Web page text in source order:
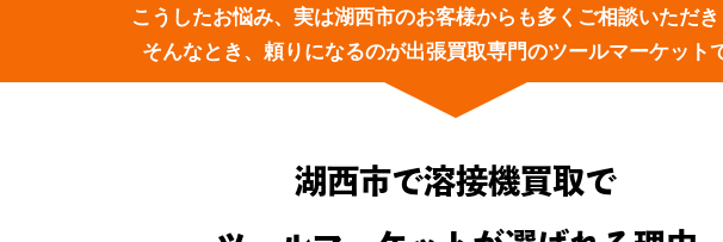
こうしたお悩み、実は湖西市のお客様からも多くご相談いただ
そんなとき、頼りになるのが出張買取専門のツールマーケット
湖西市で溶接機買取で